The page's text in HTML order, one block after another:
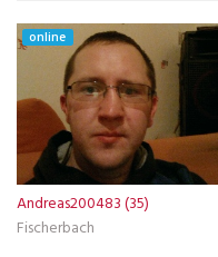
online
Andreas200483 (35)
Fischerbach